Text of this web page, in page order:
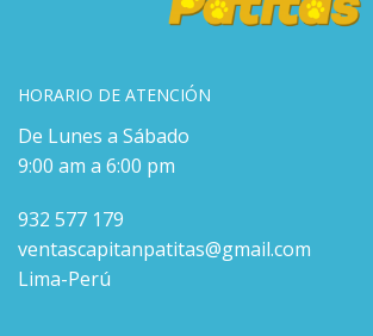
HORARIO DE ATENCIÓN
De Lunes a Sábado
9:00 am a 6:00 pm
932 577 179
ventascapitanpatitas@gmail.com
Lima-Perú